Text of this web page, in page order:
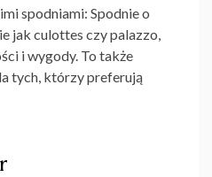
spodniami: Spodnie o
jak culottes czy palazzo,
i wygody. To także
tych, którzy preferują